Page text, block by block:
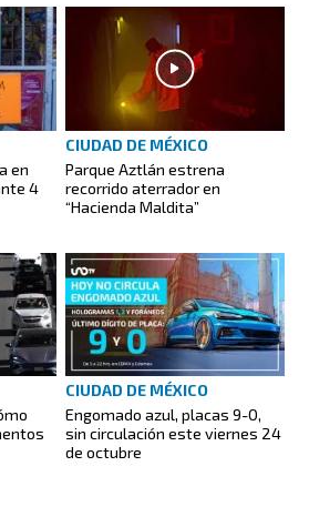
en
4
CIUDAD DE MÉXICO
Parque Aztlán estrena
recorrido aterrador en
“Hacienda Maldita”
CIUDAD DE MÉXICO
Engomado azul, placas 9-0,
sin circulación este viernes 24
de octubre